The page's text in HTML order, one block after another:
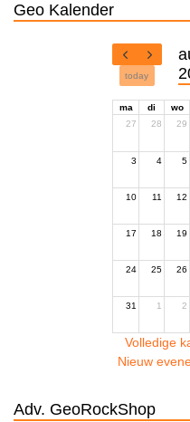
Geo Kalender
today
ma di wo
27
28 29
3 4 5
10 11 12
17 18 19
24 25 26
31 1 2
Volledige
Nieuw
Adv. GeoRockShop